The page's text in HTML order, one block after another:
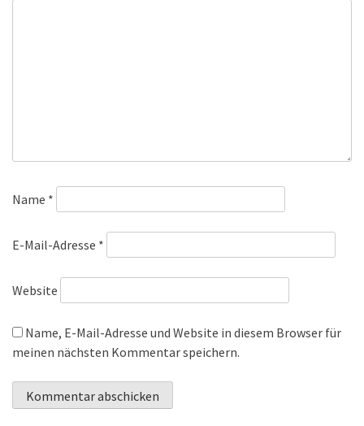
Name *
E-Mail-Adresse *
Website
Name, E-Mail-Adresse und Website in diesem Browser für
meinen nächsten Kommentar speichern.